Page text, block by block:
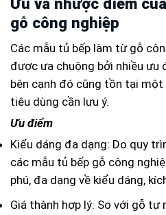
gỗ công nghiệp
Các mẫu tủ bếp làm từ gỗ
được ưa chuộng bởi nhiều ưu
bên cạnh đó cũng tồn tại
tiêu dùng cần lưu ý.
Ưu điểm
Kiểu dáng đa dạng: Do quy
các mẫu tủ bếp gỗ công
phú, đa dạng về kiểu dáng,
Giá thành hợp lý: So với gỗ